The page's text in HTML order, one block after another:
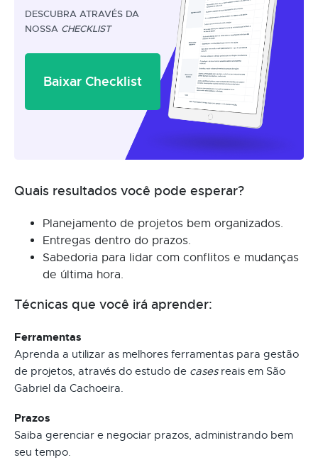
DESCUBRA ATRAVÉS DA
NOSSA CHECKLIST
Baixar Checklist
Quais resultados você pode esperar?
Planejamento de projetos bem organizados.
Entregas dentro do prazos.
Sabedoria para lidar com conflitos e mudanças
de última hora.
Técnicas que você irá aprender:
Ferramentas
Aprenda a utilizar as melhores ferramentas para gestão
de projetos, através do estudo de casesreais em São
Gabriel da Cachoeira.
Prazos
Saiba gerenciar e negociar prazos, administrando bem
seu tempo.